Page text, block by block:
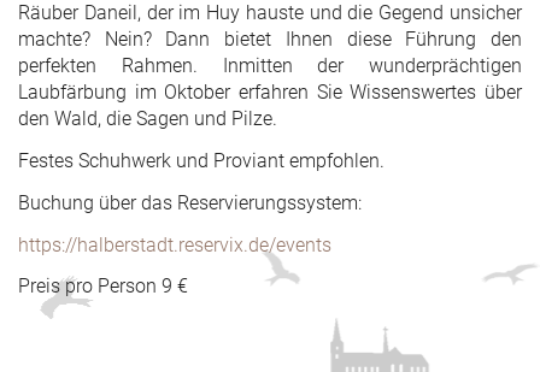
Räuber Daneil, der im Huy hauste und die Gegend unsicher
machte? Nein? Dann bietet Ihnen diese Führung den
perfekten Rahmen. Inmitten der wunderprächtigen
Laubfärbung im Oktober erfahren Sie Wissenswertes über
den Wald, die Sagen und Pilze.
Festes Schuhwerk und Proviant empfohlen.
Buchung über das Reservierungssystem:
https://halberstadt.reservix.de/events
Preis pro Person 9 €